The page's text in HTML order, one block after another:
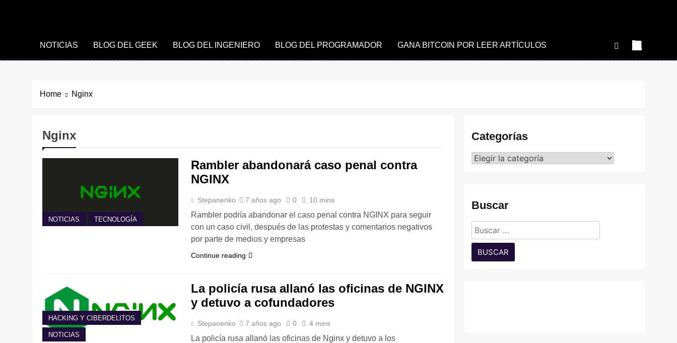
NOTICIAS BLOG DEL GEEK BLOG DEL INGENIERO BLOG DEL PROGRAMADOR GANA BITCOIN POR LEER ARTÍCULOS
Home Nginx
Nginx
NOTICIAS TECNOLOGÍA
Rambler abandonará caso penal contra
NGINX
Stepanenko 7 años ago 0 10 mins
Rambler podría abandonar el caso penal contra NGINX para seguir
con un caso civil, después de las protestas y comentarios negativos
por parte de medios y empresas
Continue reading
HACKING Y CIBERDELITOS
NOTICIAS
La policía rusa allanó las oficinas de NGINX
y detuvo a cofundadores
Stepanenko 7 años ago 0 4 mins
La policía rusa allanó las oficinas de Nginx y detuvo a los
Categorías
Categorías
Buscar
Buscar: